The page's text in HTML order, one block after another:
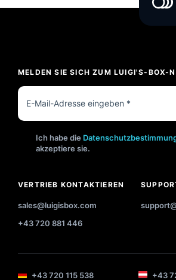
MELDEN SIE SICH ZUM LUIGI'S-BOX-
Ich habe die
akzeptiere sie.
VERTRIEB KONTAKTIEREN
sales@luigisbox.com
+43 720 881 446
+43 720 115 538 +43